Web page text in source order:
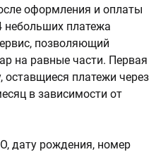
оформления и оплаты
небольших платежа
позволяющий
на равные части. Первая
оставщиеся платежи через
в зависимости от
дату рождения, номер